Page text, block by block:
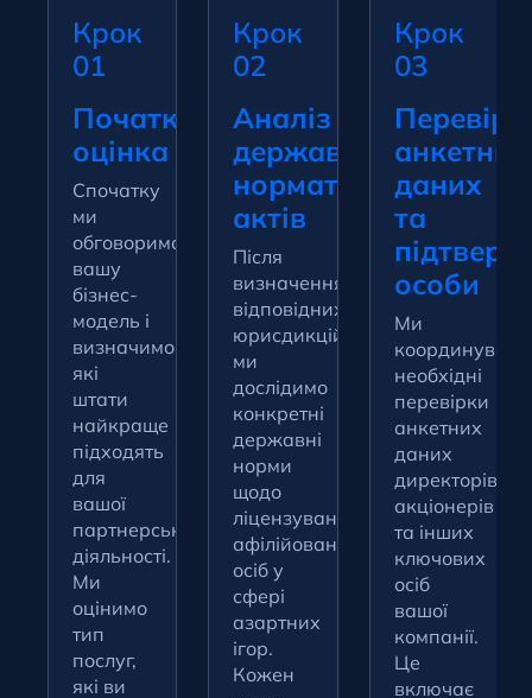
Крок
01
Початкова
оцінка
Спочатку
ми
обговоримо
вашу
бізнес-
модель і
визначимо,
які
штати
найкраще
підходять
для
вашої
партнерської
діяльності.
Ми
оцінимо
тип
послуг,
які ви
Крок
02
Аналіз
державних
нормативних
актів
Після
визначення
відповідних
юрисдикцій
ми
дослідимо
конкретні
державні
норми
щодо
ліцензування
афілійованих
осіб у
сфері
азартних
ігор.
Кожен
Крок
03
анкетних
даних
та
особи
Ми
необхідні
перевірки
анкетних
даних
директорів,
акціонерів
та інших
ключових
осіб
вашої
компанії.
Це
включає